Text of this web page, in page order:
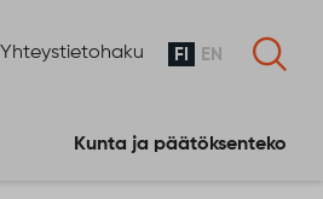
Yhteystietohaku FI EN
Kunta ja päätöksenteko